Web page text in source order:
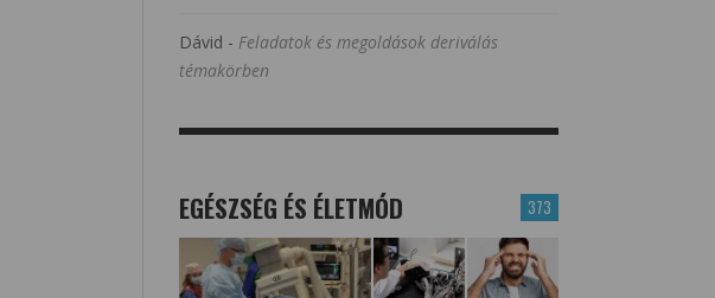
Dávid - Feladatok és megoldások deriválás
témakörben
373
EGÉSZSÉG ÉS ÉLETMÓD